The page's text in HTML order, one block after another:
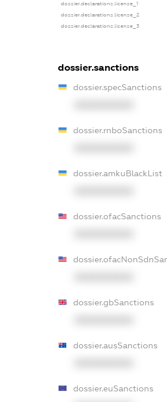
dossier.declarations.license_1
dossier.declarations.license_2
dossier.declarations.license_3
dossier.sanctions
dossier.specSanctions
dossier.rnboSanctions
dossier.amkuBlackList
dossier.ofacSanctions
dossier.gbSanctions
dossier.ausSanctions
dossier.euSanctions